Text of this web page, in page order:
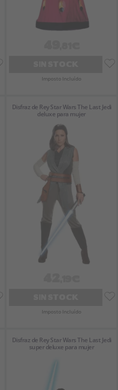
Imposto Incluído
Disfraz de Rey Star Wars The Last Jedi
deluxe para mujer
Imposto Incluído
Disfraz de Rey Star Wars The Last Jedi
super deluxe para mujer